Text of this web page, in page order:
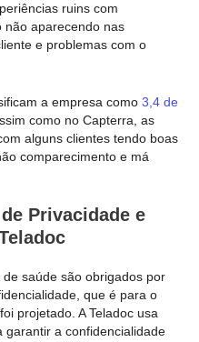
ruins com
não aparecendo nas
e problemas com o
a empresa como 3,4 de
como no Capterra, as
alguns clientes tendo boas
comparecimento e má
Privacidade e
saúde são obrigados por
que é para o
projetado. A Teladoc usa
garantir a confidencialidade